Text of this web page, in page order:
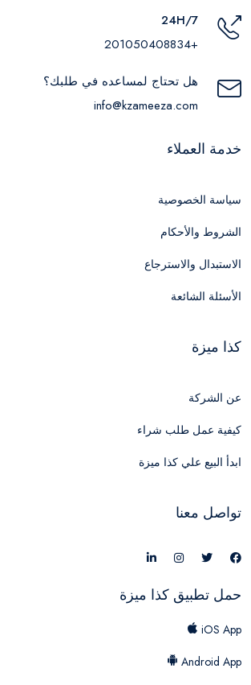
24H/7
+201050408834
هل تحتاج لمساعده في طلبك؟
info@kzameeza.com
خدمة العملاء
سياسة الخصوصية
الشروط والأحكام
الاستبدال والاسترجاع
الأسئلة الشائعة
كذا ميزة
عن الشركة
كيفية عمل طلب شراء
ابدأ البيع علي كذا ميزة
تواصل معنا
حمل تطبيق كذا ميزة
iOS App
Android App